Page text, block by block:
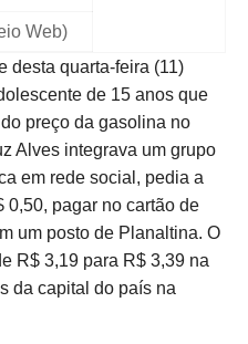
Web)
desta quarta-feira (11)
de 15 anos que
preço da gasolina no
Alves integrava um grupo
em rede social, pedia a
0,50, pagar no cartão de
um posto de Planaltina. O
R$ 3,19 para R$ 3,39 na
da capital do país na